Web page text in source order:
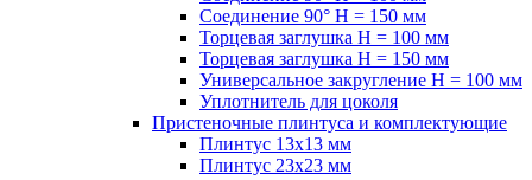
Соединение 90° H = 150 мм
Торцевая заглушка H = 100 мм
Торцевая заглушка H = 150 мм
Универсальное закругление H = 100 мм
Уплотнитель для цоколя
Пристеночные плинтуса и комплектующие
Плинтус 13х13 мм
Плинтус 23х23 мм